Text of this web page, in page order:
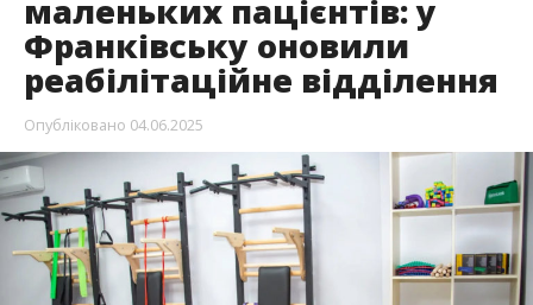
маленьких пацієнтів: у
Франківську оновили
реабілітаційне відділення
Опубліковано 04.06.2025